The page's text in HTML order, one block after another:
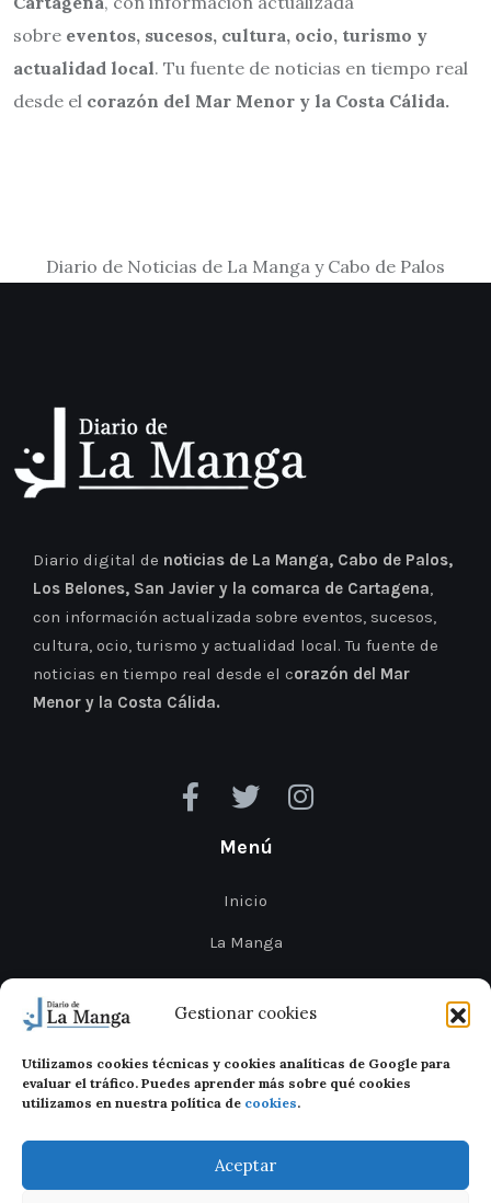
Gestionar cookies
Utilizamos cookies técnicas y cookies analíticas de Google para
evaluar el tráfico. Puedes aprender más sobre qué cookies
utilizamos en nuestra política de cookies.
Aceptar
sobre eventos, sucesos, cultura, ocio, turismo y
actualidad local. Tu fuente de noticias en tiempo real
desde el corazón del Mar Menor y la Costa Cálida.
Diario de Noticias de La Manga y Cabo de Palos
Diario digital de noticias de La Manga, Cabo de Palos,
Los Belones, San Javier y la comarca de Cartagena,
con información actualizada sobre eventos, sucesos,
cultura, ocio, turismo y actualidad local. Tu fuente de
noticias en tiempo real desde el corazón del Mar
Menor y la Costa Cálida.
Menú
Inicio
La Manga
Cabo de Palos
Mar Menor
Cartagena
San Javier